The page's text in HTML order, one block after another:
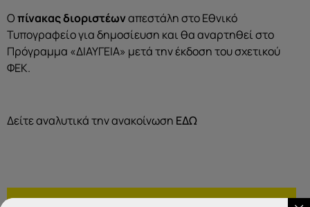
Οπίνακας διοριστέωναπεστάλη στο Εθνικό
Τυπογραφείο για δημοσίευση και θα αναρτηθεί στο
Πρόγραμμα «ΔΙΑΥΓΕΙΑ» μετά την έκδοση του σχετικού
ΦΕΚ.
Δείτε αναλυτικά την ανακοίνωση ΕΔΩ